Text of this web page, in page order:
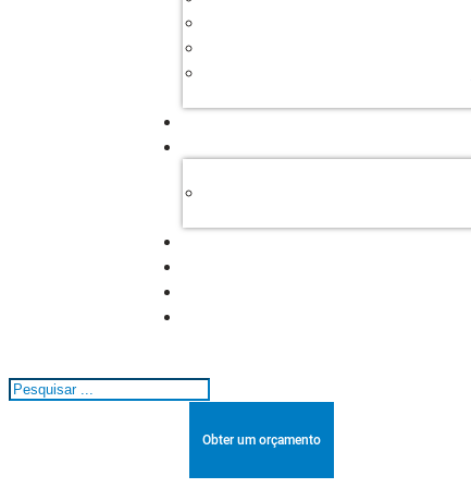
Pesquisar
Obter um orçamento